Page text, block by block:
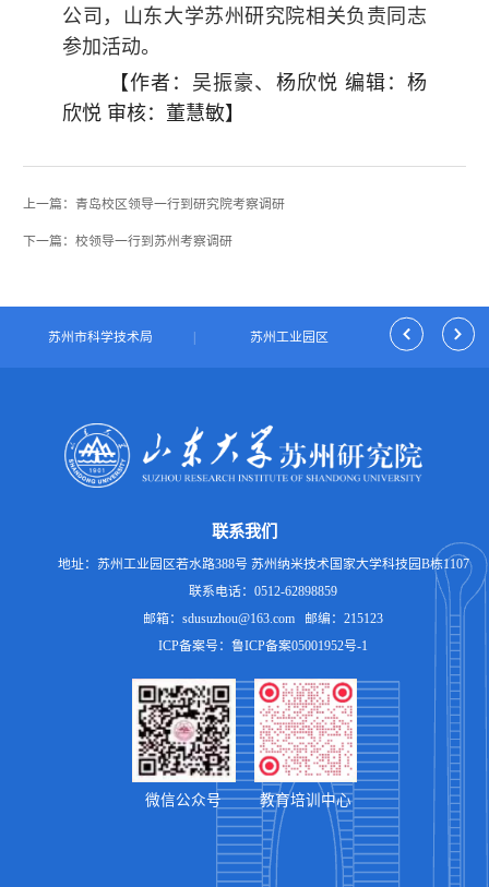
公司，山东大学苏州研究院相关负责同志
参加活动。
【作者： 吴振豪、 杨欣悦 编辑：杨
欣悦 审核：董慧敏】
上一篇：青岛校区领导一行到研究院考察调研
下一篇：校领导一行到苏州考察调研
苏州市科学技术局 | 苏州工业园区 独墅湖科
联系我们
地址：苏州工业园区若水路388号 苏州纳米技术国家大学科技园B栋1107
联系电话：0512-62898859
邮箱：sdusuzhou@163.com 邮编：215123
ICP备案号：鲁ICP备案05001952号-1
微信公众号 教育培训中心